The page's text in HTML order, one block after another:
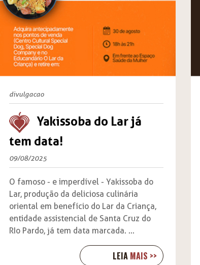
divulgacao
Yakissoba do Lar já
tem data!
09/08/2025
O famoso - e imperdível - Yakissoba do
Lar, produção da deliciosa culinária
oriental em benefício do Lar da Criança,
entidade assistencial de Santa Cruz do
RIo Pardo, já tem data marcada. ...
LEIA MAIS >>